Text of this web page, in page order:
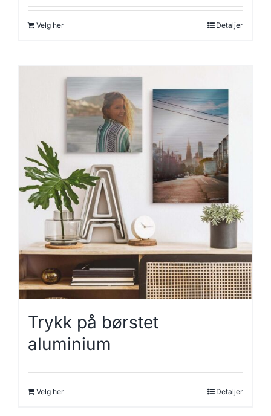
Velg her Detaljer
Trykk på børstet
aluminium
Velg her Detaljer